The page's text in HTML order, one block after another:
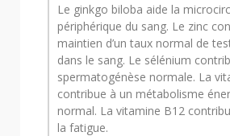
Le ginkgo biloba aide la
périphérique du sang. Le zinc
maintien d’un taux normal de
dans le sang. Le sélénium
spermatogénèse normale. La
contribue à un métabolisme
normal. La vitamine B12
la fatigue.